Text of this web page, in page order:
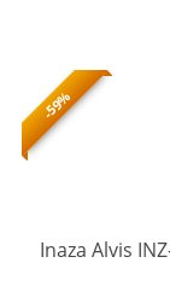
-59%
Inaza Alvis